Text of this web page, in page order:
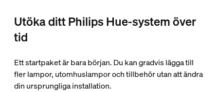
Utöka ditt Philips Hue-system över
tid
Ett startpaket är bara början. Du kan gradvis lägga till
fler lampor, utomhuslampor och tillbehör utan att ändra
din ursprungliga installation.